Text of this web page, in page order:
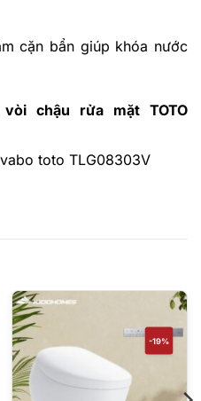
cặn bẩn giúp khóa nước
chậu rửa mặt TOTO
-19%